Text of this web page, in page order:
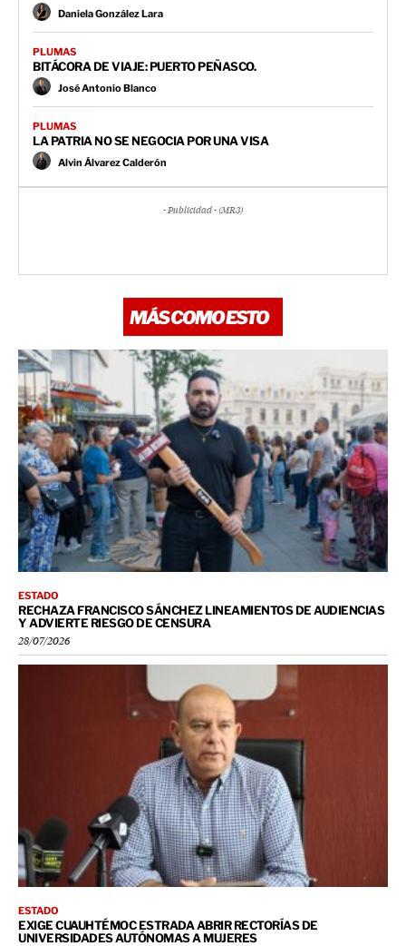
Daniela González Lara
PLUMAS
BITÁCORA DE VIAJE: PUERTO PEÑASCO.
José Antonio Blanco
PLUMAS
LA PATRIA NO SE NEGOCIA POR UNA VISA
Alvin Álvarez Calderón
- Publicidad - (MR3)
MÁS COMO ESTO
ESTADO
RECHAZA FRANCISCO SÁNCHEZ LINEAMIENTOS DE AUDIENCIAS
Y ADVIERTE RIESGO DE CENSURA
28/07/2026
ESTADO
EXIGE CUAUHTÉMOC ESTRADA ABRIR RECTORÍAS DE
UNIVERSIDADES AUTÓNOMAS A MUJERES